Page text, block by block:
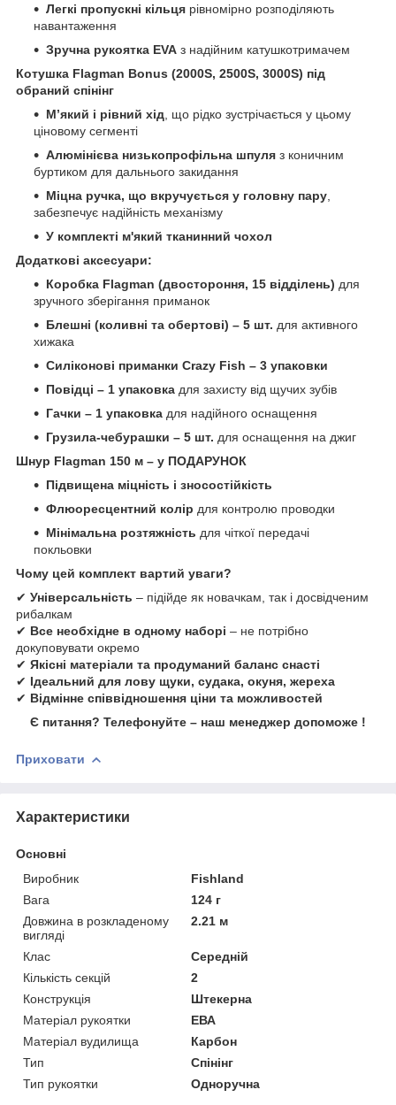
Легкі пропускні кільця рівномірно розподіляють
навантаження
Зручна рукоятка EVA з надійним катушкотримачем
Котушка Flagman Bonus (2000S, 2500S, 3000S) під
обраний спінінг
М’який і рівний хід , що рідко зустрічається у цьому
ціновому сегменті
Алюмінієва низькопрофільна шпуля з коничним
буртиком для дальнього закидання
Міцна ручка, що вкручується у головну пару
забезпечує надійність механізму
У комплекті м'який тканинний чохол
Додаткові аксесуари:
Коробка Flagman (двостороння, 15 відділень) для
зручного зберігання приманок
Блешні (коливні та обертові) – 5 шт. для активного
хижака
Силіконові приманки Crazy Fish – 3 упаковки
Повідці – 1 упаковка для захисту від щучих зубів
Гачки – 1 упаковка для надійного оснащення
Грузила-чебурашки – 5 шт. для оснащення на джиг
Шнур Flagman 150 м – у ПОДАРУНОК
Підвищена міцність і зносостійкість
Флюоресцентний колір для контролю проводки
Мінімальна розтяжність для чіткої передачі
покльовки
Чому цей комплект вартий уваги?
✔ Універсальність – підійде як новачкам, так і досвідченим
рибалкам
✔ Все необхідне в одному наборі – не потрібно
докуповувати окремо
✔ Якісні матеріали та продуманий баланс снасті
✔ Ідеальний для лову щуки, судака, окуня, жереха
✔ Відмінне співвідношення ціни та можливостей
Є питання? Телефонуйте – наш менеджер допоможе !
Приховати
Характеристики
Основні
Виробник
Fishland
Вага
124 г
Довжина в розкладеному
вигляді
2.21 м
Клас
Середній
Кількість секцій
2
Конструкція
Штекерна
Матеріал рукоятки
ЕВА
Матеріал вудилища
Карбон
Тип
Спінінг
Тип рукоятки
Одноручна